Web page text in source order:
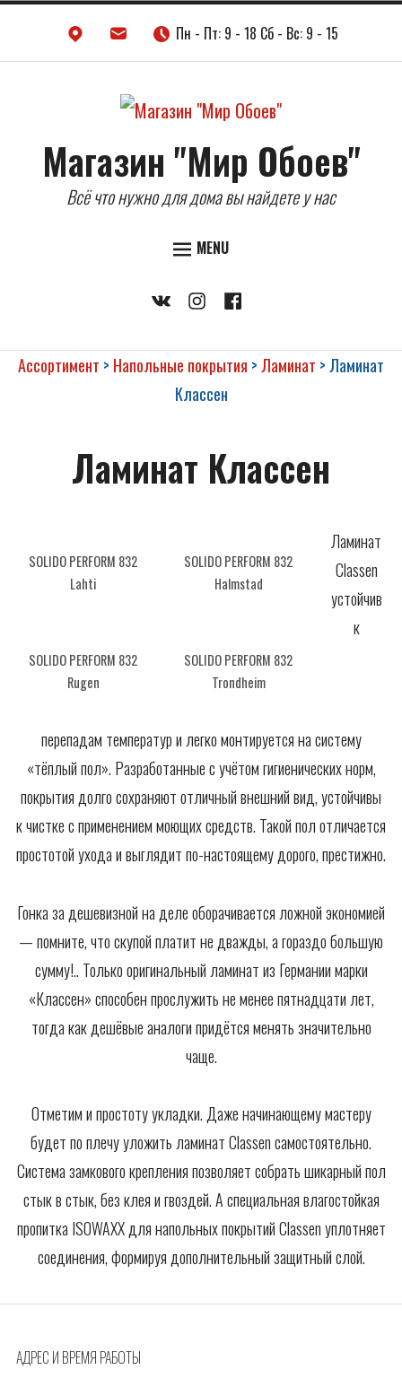
Пн - Пт: 9 - 18 Сб - Вс: 9 - 15
Магазин "Мир Обоев"
Всё что нужно для дома вы найдете у нас
MENU
ОБОИ
КЕРАМИЧЕСКАЯ ПЛИТКА
СОПУТСТВУЮЩИЕ
ПОТОЛОЧНЫЙ ДЕКОР
VkontakteInstagramFacebook
Ассортимент > Напольные покрытия >Ламинат >Ламинат
Классен
Ламинат Классен
SOLIDO PERFORM 832
Lahti
SOLIDO PERFORM 832
Halmstad
SOLIDO PERFORM 832
Rugen
SOLIDO PERFORM 832
Trondheim
Ламинат
Classen
устойчив
к
перепадам температур и легко монтируется на систему
«тёплый пол». Разработанные с учётом гигиенических норм,
покрытия долго сохраняют отличный внешний вид, устойчивы
к чистке с применением моющих средств. Такой пол отличается
простотой ухода и выглядит по-настоящему дорого, престижно.
Гонка за дешевизной на деле оборачивается ложной экономией
— помните, что скупой платит не дважды, а гораздо большую
сумму!.. Только оригинальный ламинат из Германии марки
«Классен» способен прослужить не менее пятнадцати лет,
тогда как дешёвые аналоги придётся менять значительно
чаще.
Отметим и простоту укладки. Даже начинающему мастеру
будет по плечу уложить ламинат Classen самостоятельно.
Система замкового крепления позволяет собрать шикарный пол
стык в стык, без клея и гвоздей. А специальная влагостойкая
пропитка ISOWAXX для напольных покрытий Classen уплотняет
соединения, формируя дополнительный защитный слой.
АДРЕС И ВРЕМЯ РАБОТЫ